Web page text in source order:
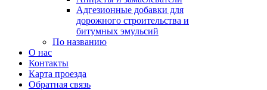
Адгезионные добавки для
дорожного строительства и
битумных эмульсий
По названию
О нас
Контакты
Карта проезда
Обратная связь